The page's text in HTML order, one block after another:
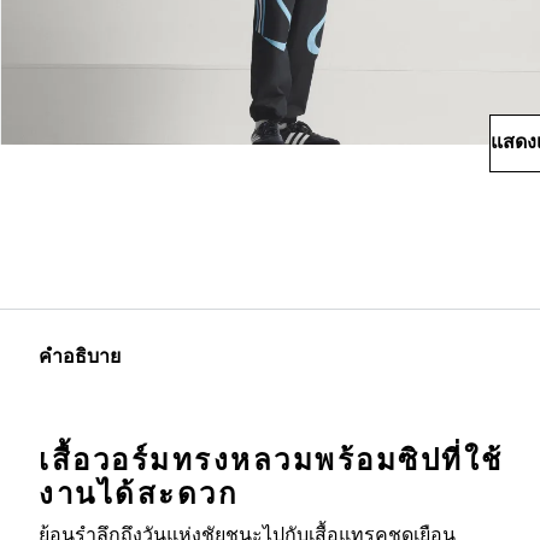
แสดง
คำอธิบาย
เสื้อวอร์มทรงหลวมพร้อมซิปที่ใช้
งานได้สะดวก